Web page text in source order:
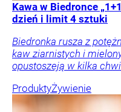
Kawa w Biedronce
dzień i limit 4 sztuki
Biedronka rusza z
kaw ziarnistych i
opustoszeją w kilka
ProduktyŻywienie